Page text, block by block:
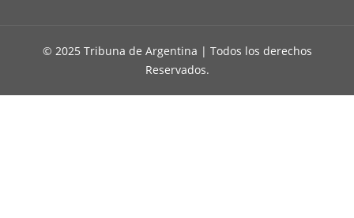
© 2025 Tribuna de Argentina | Todos los derechos
Reservados.